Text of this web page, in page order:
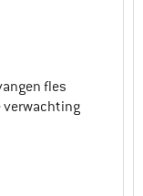
fles
verwachting